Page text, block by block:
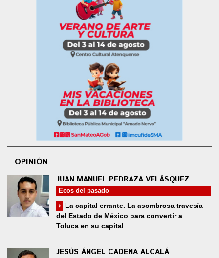
OPINIÓN
JUAN MANUEL PEDRAZA VELÁSQUEZ
Ecos del pasado
La capital errante. La asombrosa travesía
del Estado de México para convertir a
Toluca en su capital
JESÚS ÁNGEL CADENA ALCALÁ